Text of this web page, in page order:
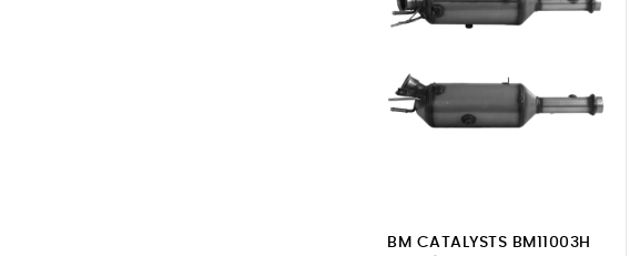
BM CATALYSTS BM11003H